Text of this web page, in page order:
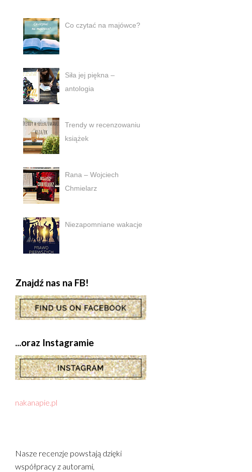
Co czytać na majówce?
Siła jej piękna –
antologia
Trendy w recenzowaniu
książek
Rana – Wojciech
Chmielarz
Niezapomniane wakacje
Znajdź nas na FB!
...oraz Instagramie
nakanapie.pl
Nasze recenzje powstają dzięki
współpracy z autorami,